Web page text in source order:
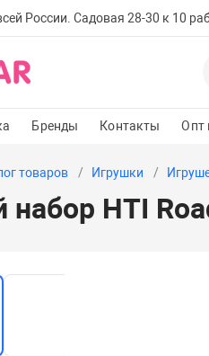
России. Садовая 28-30 к 10
Бренды Контакты Опт
товаров Игрушки
набор HTI